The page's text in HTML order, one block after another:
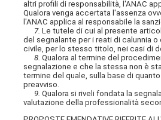
altri profili di responsabilità, l'ANAC
Qualora venga accertata l'assenza
l'ANAC applica al responsabile la
7. Le tutele di cui al presente
del segnalante per i reati di calunnia
civile, per lo stesso titolo, nei casi di
8. Qualora al termine del
segnalazione e che la stessa non è
termine del quale, sulla base di
preavviso.
9. Qualora si riveli fondata la
valutazione della professionalità